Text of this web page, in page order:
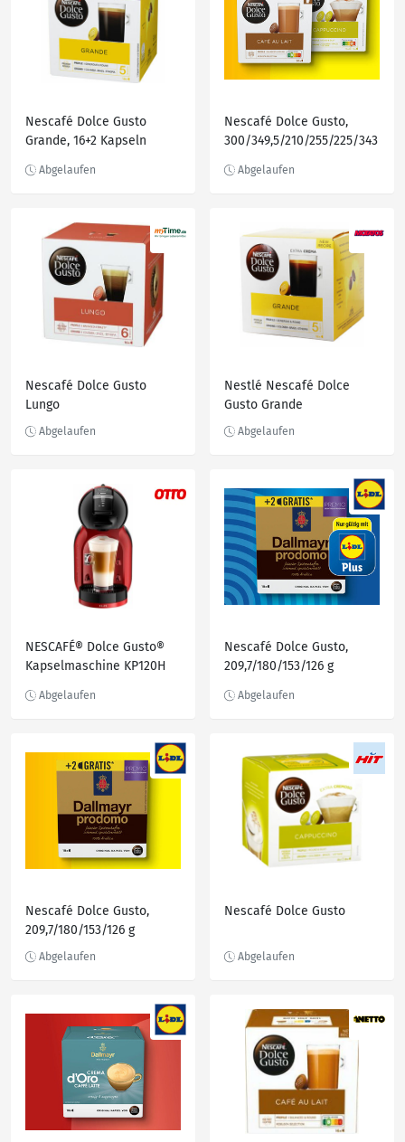
Nescafé Dolce Gusto
Grande, 16+2 Kapseln
Nescafé Dolce Gusto,
300/349,5/210/255/225/343
Nescafé Dolce Gusto
Lungo
Nestlé Nescafé Dolce
Gusto Grande
NESCAFÉ® Dolce Gusto®
Kapselmaschine KP120H
Play & Select-Funktion,
Nescafé Dolce Gusto,
209,7/180/153/126 g
Nescafé Dolce Gusto,
209,7/180/153/126 g
Nescafé Dolce Gusto